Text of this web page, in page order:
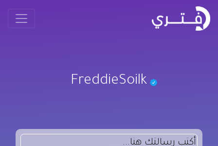
FreddieSoilk